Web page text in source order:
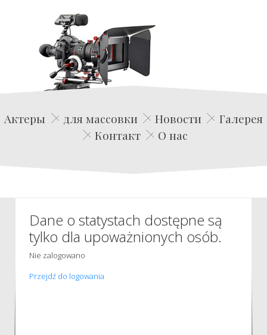
Edwin Film Agencja Aktorska
Актеры для массовки Новости
Галерея
Контакт
О нас
Dane o statystach dostępne są
tylko dla upoważnionych osób.
Nie zalogowano
Przejdź do logowania